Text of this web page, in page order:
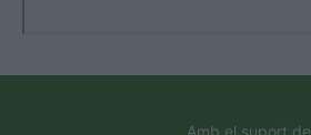
Amb el suport de